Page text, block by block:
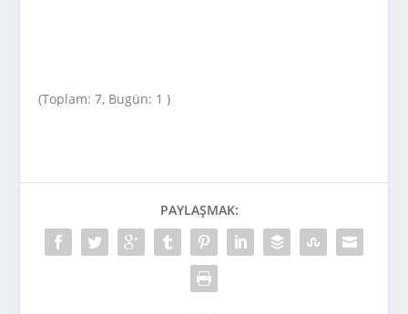
(Toplam: 7, Bugün: 1 )
PAYLAŞMAK: